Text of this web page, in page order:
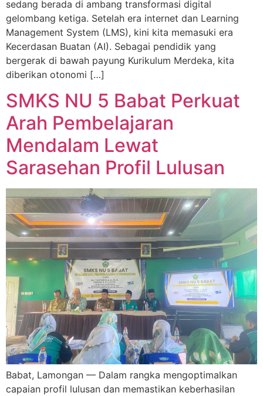
sedang berada di ambang transformasi digital
gelombang ketiga. Setelah era internet dan Learning
Management System (LMS), kini kita memasuki era
Kecerdasan Buatan (AI). Sebagai pendidik yang
bergerak di bawah payung Kurikulum Merdeka, kita
diberikan otonomi […]
SMKS NU 5 Babat Perkuat
Arah Pembelajaran
Mendalam Lewat
Sarasehan Profil Lulusan
Babat, Lamongan — Dalam rangka mengoptimalkan
capaian profil lulusan dan memastikan keberhasilan